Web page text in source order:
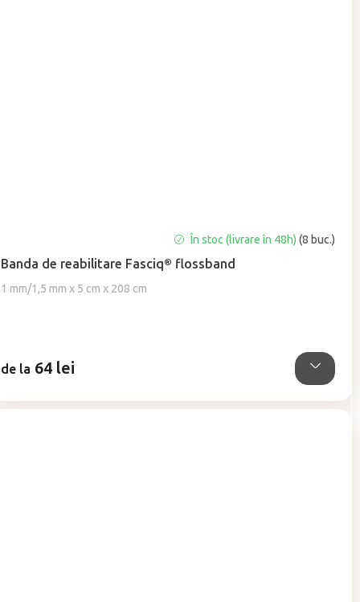
Banda de reabilitare Fasciq® flossband
1 mm/1,5 mm x 5 cm x 208 cm
În stoc (livrare în 48h) (8 buc.)
de la 64 lei